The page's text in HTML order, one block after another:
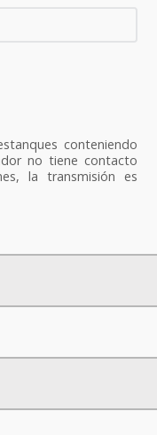
conteniendo
no tiene contacto
la transmisión es